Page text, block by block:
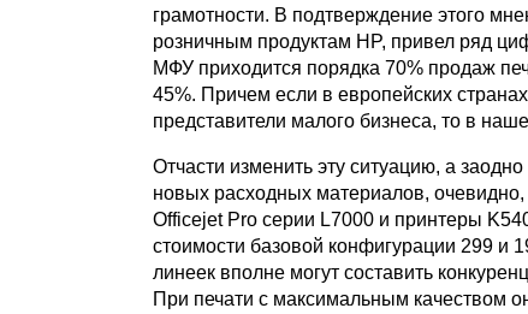
грамотности. В подтверждение этого
розничным продуктам HP, привел ряд
МФУ приходится порядка 70% продаж
45%. Причем если в европейских
представители малого бизнеса, то в
Отчасти изменить эту ситуацию, а
новых расходных материалов,
Officejet Pro серии L7000 и принтеры
стоимости базовой конфигурации 299 и
линеек вполне могут составить
При печати с максимальным качеством